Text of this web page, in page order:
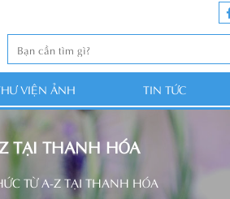
VIỆN ẢNH TIN TỨC
TẠI THANH HÓA
TỪ A-Z TẠI THANH HÓA